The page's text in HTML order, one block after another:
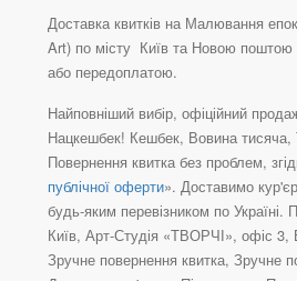
Доставка квитків на Малювання
Art) по місту Київ та Новою поштою
або передоплатою.
Найповніший вибір, офіційний
Нацкешбек! Кешбек, Вовина тисяча,
Повернення квитка без проблем,
публічної оферти». Доставимо
будь-яким перевізником по Україні.
Київ, Арт-Студія «ТВОРЧІ», офіс 3,
Зручне повернення квитка, Зручне